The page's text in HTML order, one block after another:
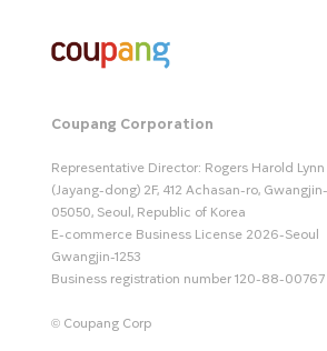
Coupang Corporation
Representative Director: Rogers Harold Lynn
(Jayang-dong) 2F, 412 Achasan-ro,
05050, Seoul, Republic of Korea
E-commerce Business License 2026-Seoul
Gwangjin-1253
Business registration number 120-88-00767
© Coupang Corp